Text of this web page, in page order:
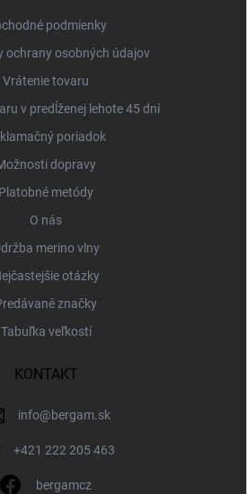
podmienky
ochrany osobných údajov
Vrátenie tovaru
v predĺženej lehote 45 dní
poriadok
dopravy
Platobné metódy
O nás
merino vlny
otázky
značky
Tabuľka veľkostí
KONTAKT
info@bergam.sk
+421 222 205 463
bergamcz